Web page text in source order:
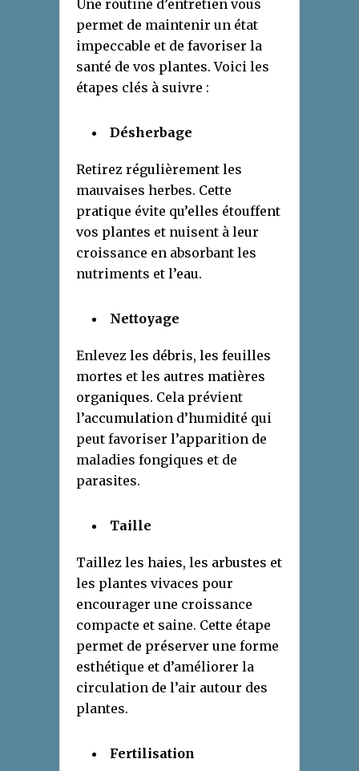
Une routine d’entretien vous
permet de maintenir un état
impeccable et de favoriser la
santé de vos plantes. Voici les
étapes clés à suivre :
Désherbage
Retirez régulièrement les
mauvaises herbes. Cette
pratique évite qu’elles étouffent
vos plantes et nuisent à leur
croissance en absorbant les
nutriments et l’eau.
Nettoyage
Enlevez les débris, les feuilles
mortes et les autres matières
organiques. Cela prévient
l’accumulation d’humidité qui
peut favoriser l’apparition de
maladies fongiques et de
parasites.
Taille
Taillez les haies, les arbustes et
les plantes vivaces pour
encourager une croissance
compacte et saine. Cette étape
permet de préserver une forme
esthétique et d’améliorer la
circulation de l’air autour des
plantes.
Fertilisation